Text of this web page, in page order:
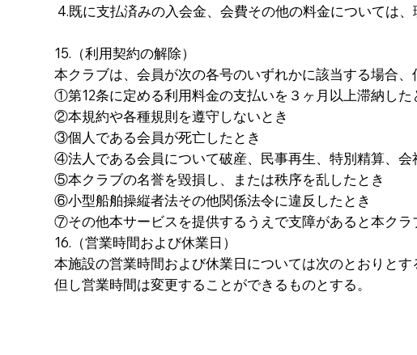
4.既に支払済みの入会金、会費その他の料金については
15.（利用契約の解除）
本クラブは、会員が次の各号のいずれかに該当する場合
①第12条に定める利用料金の支払いを３ヶ月以上滞納した
②本規約や各種規則を遵守しないとき
③個人である会員が死亡したとき
④法人である会員について破産、民事再生、特別精算、
⑤本クラブの名誉を毀損し、または秩序を乱したとき
⑥小型船舶操縦者法その他関係法令に違反したとき
⑦その他本サービスを提供するうえで支障があると本クラ
16.（営業時間および休業日）
本施設の営業時間および休業日については次のとおりとす
但し営業時間は変更することができるものとする。